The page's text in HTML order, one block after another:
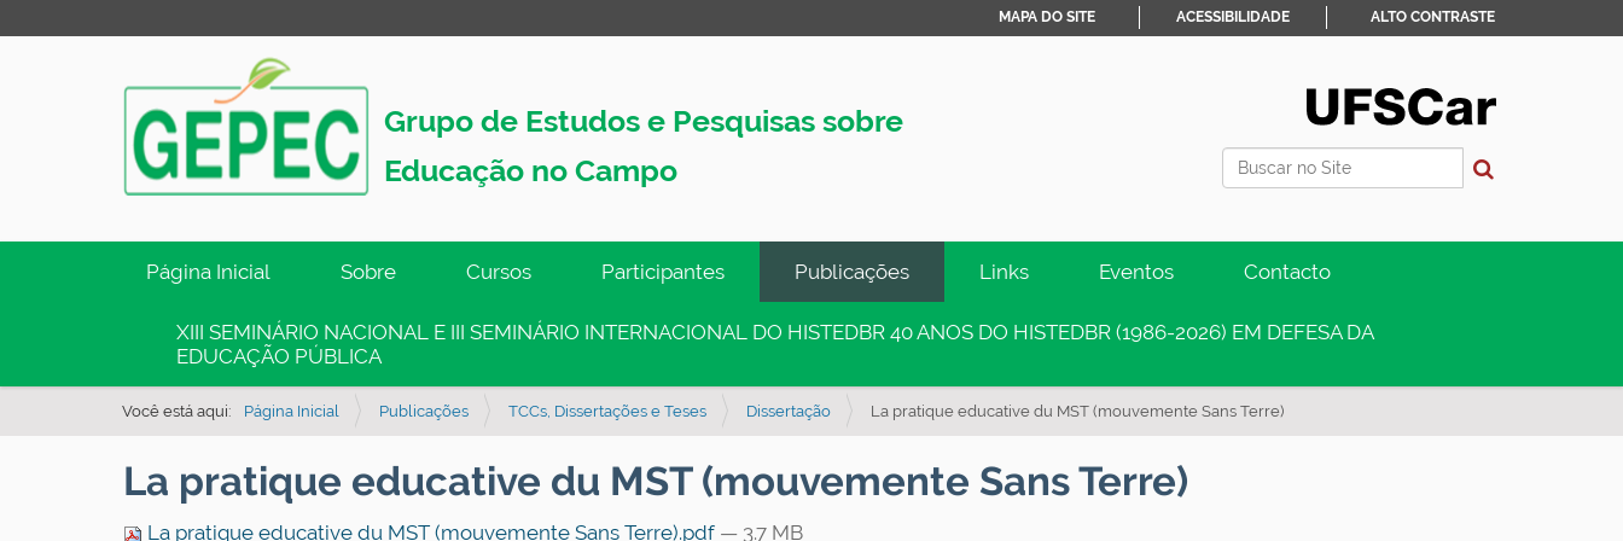
Grupo de Estudos e Pesquisas sobre
Educação no Campo
Busca
MAPA DO SITE ACESSIBILIDADE ALTO CONTRASTE
g
Página Inicial Sobre Cursos Participantes Publicações Links Eventos Contacto
XIII SEMINÁRIO NACIONAL E III SEMINÁRIO INTERNACIONAL DO HISTEDBR 40 ANOS DO HISTEDBR (1986-2026) EM DEFESA DA
EDUCAÇÃO PÚBLICA
Você está aqui: Página Inicial Publicações TCCs, Dissertações e Teses Dissertação La pratique educative du MST (mouvemente Sans Terre)
La pratique educative du MST (mouvemente Sans Terre)
La pratique educative du MST (mouvemente Sans Terre).pdf — 3.7 MB